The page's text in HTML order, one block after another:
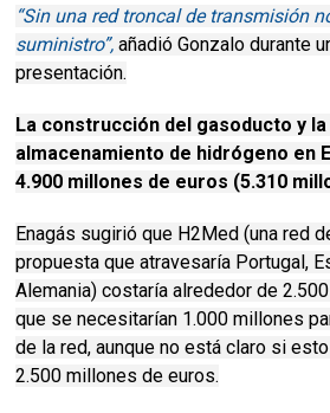
“Sin una red troncal de transmisión
suministro”, añadió Gonzalo durante
presentación.
La construcción del gasoducto y
almacenamiento de hidrógeno en
4.900 millones de euros (5.310
Enagás sugirió que H2Med (una red
propuesta que atravesaría Portugal,
Alemania) costaría alrededor de
que se necesitarían 1.000 millones
de la red, aunque no está claro si
2.500 millones de euros.